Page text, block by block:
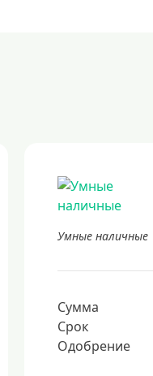
Умные наличные
Сумма
Срок
Одобрение